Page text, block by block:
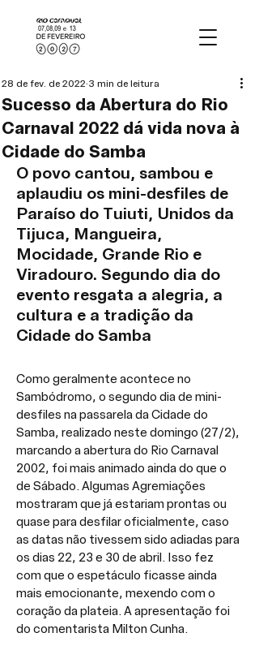
Sucesso da Abertura do Rio
Carnaval 2022 dá vida nova à
Cidade do Samba
28 de fev. de 2022 3 min de leitura
O povo cantou, sambou e
aplaudiu os mini-desfiles de
Paraíso do Tuiuti, Unidos da
Tijuca, Mangueira,
Mocidade, Grande Rio e
Viradouro. Segundo dia do
evento resgata a alegria, a
cultura e a tradição da
Cidade do Samba
Como geralmente acontece no
Sambódromo, o segundo dia de mini-
desfiles na passarela da Cidade do
Samba, realizado neste domingo (27/2),
marcando a abertura do Rio Carnaval
2002, foi mais animado ainda do que o
de Sábado. Algumas Agremiações
mostraram que já estariam prontas ou
quase para desfilar oficialmente, caso
as datas não tivessem sido adiadas para
os dias 22, 23 e 30 de abril. Isso fez
com que o espetáculo ficasse ainda
mais emocionante, mexendo com o
coração da plateia. A apresentação foi
do comentarista Milton Cunha.